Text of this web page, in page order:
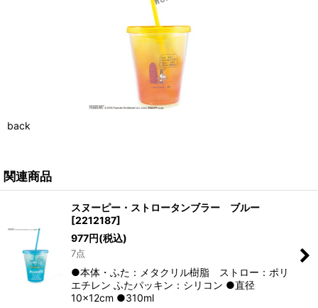
back
関連商品
スヌーピー・ストロータンブラー ブルー
[2212187]
977円(税込)
7点
●本体・ふた：メタクリル樹脂 ストロー：ポリ
エチレン ふたパッキン：シリコン ●直径
10×12cm ●310ml